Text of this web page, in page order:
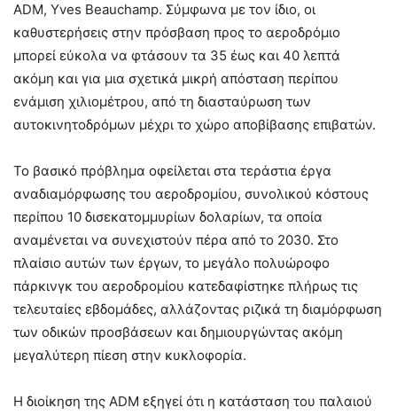
ADM, Yves Beauchamp. Σύμφωνα με τον ίδιο, οι
καθυστερήσεις στην πρόσβαση προς το αεροδρόμιο
μπορεί εύκολα να φτάσουν τα 35 έως και 40 λεπτά
ακόμη και για μια σχετικά μικρή απόσταση περίπου
ενάμιση χιλιομέτρου, από τη διασταύρωση των
αυτοκινητοδρόμων μέχρι το χώρο αποβίβασης επιβατών.
Το βασικό πρόβλημα οφείλεται στα τεράστια έργα
αναδιαμόρφωσης του αεροδρομίου, συνολικού κόστους
περίπου 10 δισεκατομμυρίων δολαρίων, τα οποία
αναμένεται να συνεχιστούν πέρα από το 2030. Στο
πλαίσιο αυτών των έργων, το μεγάλο πολυώροφο
πάρκινγκ του αεροδρομίου κατεδαφίστηκε πλήρως τις
τελευταίες εβδομάδες, αλλάζοντας ριζικά τη διαμόρφωση
των οδικών προσβάσεων και δημιουργώντας ακόμη
μεγαλύτερη πίεση στην κυκλοφορία.
Η διοίκηση της ADM εξηγεί ότι η κατάσταση του παλαιού